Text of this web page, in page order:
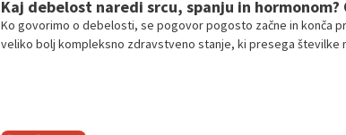
Kaj debelost naredi srcu, spanju in
Ko govorimo o debelosti, se pogovor pogosto začne in konča
veliko bolj kompleksno zdravstveno stanje, ki presega številke